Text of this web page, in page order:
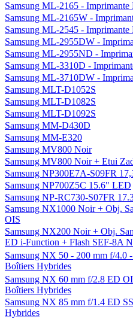
Samsung ML-2165 - Imprimante
Samsung ML-2165W -
Samsung ML-2545 - Imprimante
Samsung ML-2955DW -
Samsung ML-2955ND -
Samsung ML-3310D -
Samsung ML-3710DW -
Samsung MLT-D1052S
Samsung MLT-D1082S
Samsung MLT-D1092S
Samsung MM-D430D
Samsung MM-E320
Samsung MV800 Noir
Samsung MV800 Noir + Etui
Samsung NP300E7A-S09FR
Samsung NP700Z5C 15.6" LED
Samsung NP-RC730-S07FR
Samsung NX1000 Noir + Obj.
OIS
Samsung NX200 Noir + Obj.
ED i-Function + Flash SEF-8A
Samsung NX 50 - 200 mm f/
Boîtiers Hybrides
Samsung NX 60 mm f/2.8 ED
Boîtiers Hybrides
Samsung NX 85 mm f/1.4 ED
Hybrides